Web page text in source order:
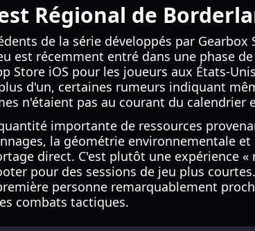
Régional de
de la série développés par
est récemment entré dans une phase
Store iOS pour les joueurs aux États-
d'un, certaines rumeurs indiquant
n'étaient pas au courant du calendrier
importante de ressources
la géométrie environnementale et
direct. C'est plutôt une expérience «
pour des sessions de jeu plus
personne remarquablement
combats tactiques.